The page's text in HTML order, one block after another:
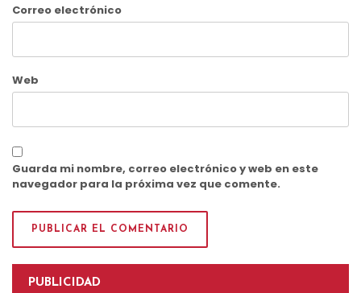
Correo electrónico
Web
Guarda mi nombre, correo electrónico y web en este
navegador para la próxima vez que comente.
PUBLICIDAD